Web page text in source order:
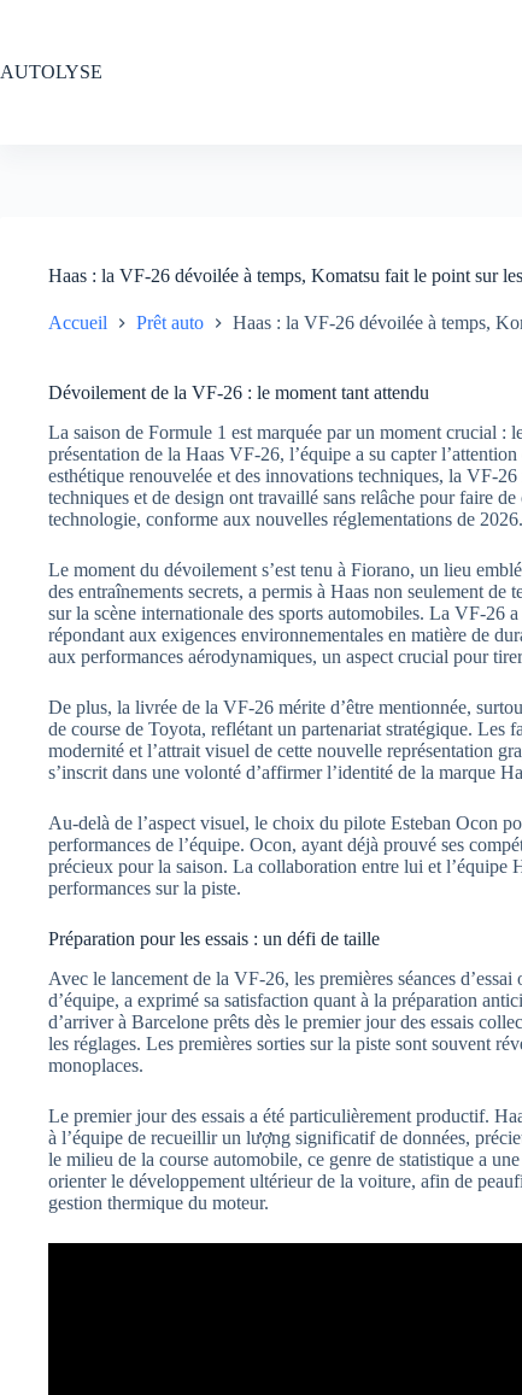
AUTOLYSE
Haas : la VF-26 dévoilée à temps, Komatsu fait le point sur
Accueil Prêt auto Haas : la VF-26 dévoilée à temps,
Dévoilement de la VF-26 : le moment tant attendu
La saison de Formule 1 est marquée par un moment crucial :
présentation de la Haas VF-26, l’équipe a su capter
esthétique renouvelée et des innovations techniques, la VF-
techniques et de design ont travaillé sans relâche pour faire
technologie, conforme aux nouvelles réglementations de 2026.
Le moment du dévoilement s’est tenu à Fiorano, un lieu
des entraînements secrets, a permis à Haas non seulement de
sur la scène internationale des sports automobiles. La VF-26
répondant aux exigences environnementales en matière de
aux performances aérodynamiques, un aspect crucial pour
De plus, la livrée de la VF-26 mérite d’être mentionnée,
de course de Toyota, reflétant un partenariat stratégique. Les
modernité et l’attrait visuel de cette nouvelle représentation
s’inscrit dans une volonté d’affirmer l’identité de la marque
Au-delà de l’aspect visuel, le choix du pilote Esteban Ocon
performances de l’équipe. Ocon, ayant déjà prouvé ses
précieux pour la saison. La collaboration entre lui et l’équipe
performances sur la piste.
Préparation pour les essais : un défi de taille
Avec le lancement de la VF-26, les premières séances
d’équipe, a exprimé sa satisfaction quant à la préparation
d’arriver à Barcelone prêts dès le premier jour des essais
les réglages. Les premières sorties sur la piste sont souvent
monoplaces.
Le premier jour des essais a été particulièrement productif.
à l’équipe de recueillir un lượng significatif de données,
le milieu de la course automobile, ce genre de statistique a
orienter le développement ultérieur de la voiture, afin de
gestion thermique du moteur.